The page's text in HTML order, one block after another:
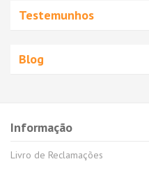
Testemunhos
Blog
Informação
Livro de Reclamações